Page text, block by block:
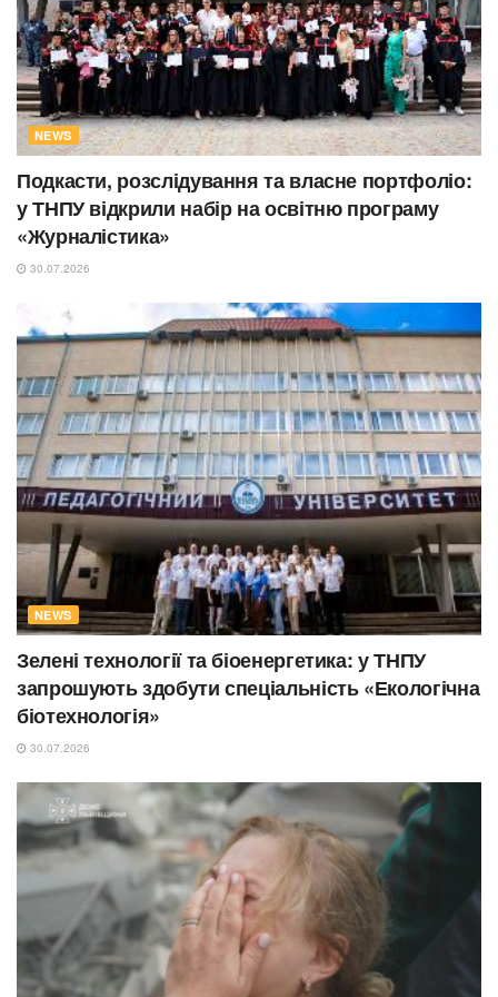
NEWS
Подкасти, розслідування та власне портфоліо:
у ТНПУ відкрили набір на освітню програму
«Журналістика»
30.07.2026
NEWS
Зелені технології та біоенергетика: у ТНПУ
запрошують здобути спеціальність «Екологічна
біотехнологія»
30.07.2026